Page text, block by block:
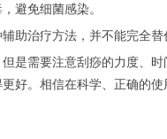
避免细菌感染。
助治疗方法，并不能完全
是需要注意刮痧的力度、
好。相信在科学、正确的